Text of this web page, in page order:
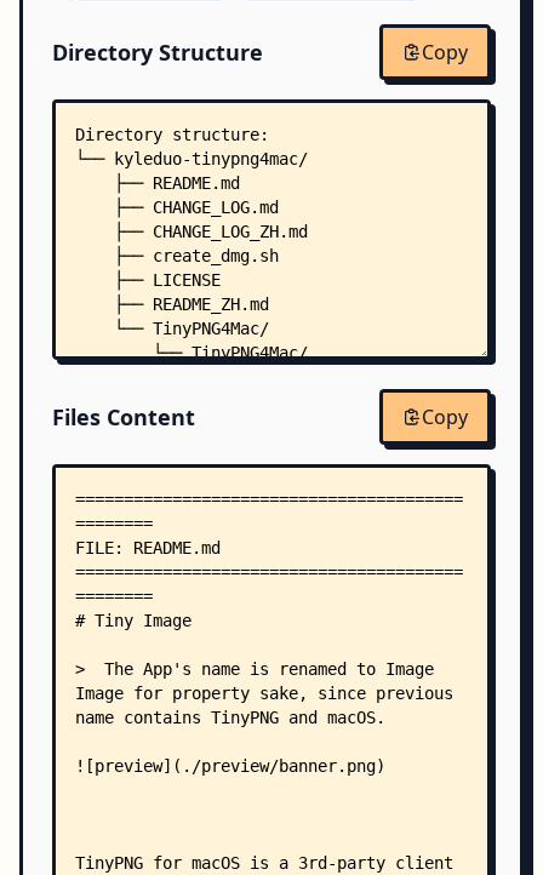
Directory Structure Copy
Directory structure:
└── kyleduo-tinypng4mac/
    ├── README.md
    ├── CHANGE_LOG.md
    ├── CHANGE_LOG_ZH.md
    ├── create_dmg.sh
    ├── LICENSE
    ├── README_ZH.md
    └── TinyPNG4Mac/
        └── TinyPNG4Mac/
            ├── TinyPNG4Mac.entitlements
            ├── TinyPNG4MacApp.swift
            ├── app/
            │   ├── AppConfig.swift
            │   └── AppContext.swift
            ├── Assets.xcassets/
            │   ├── Contents.json
            │   ├── AccentColor.colorset/
            │   │   └── Contents.json
            │   │   └── Contents.json
            │   ├── appIcon.imageset/
            │   │   └── Contents.json
            │   │   └── Contents.json
            │   │   └── Contents.json
Files Content Copy